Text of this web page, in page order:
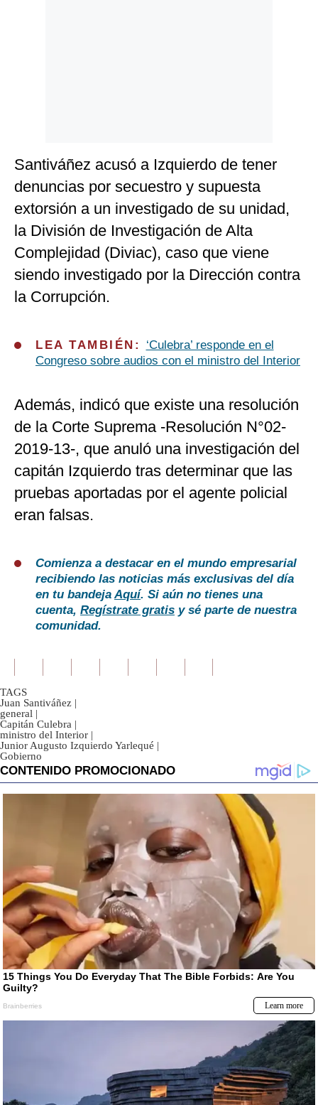
Santiváñez acusó a Izquierdo de tener
denuncias por secuestro y supuesta
extorsión a un investigado de su unidad,
la División de Investigación de Alta
Complejidad (Diviac), caso que viene
siendo investigado por la Dirección contra
la Corrupción.
LEA TAMBIÉN: ‘Culebra’ responde en el
Congreso sobre audios con el ministro del Interior
Además, indicó que existe una resolución
de la Corte Suprema -Resolución N°02-
2019-13-, que anuló una investigación del
capitán Izquierdo tras determinar que las
pruebas aportadas por el agente policial
eran falsas.
Comienza a destacar en el mundo empresarial
recibiendo las noticias más exclusivas del día
en tu bandejaAquí. Si aún no tienes una
cuenta, Regístrate gratis y sé parte de nuestra
comunidad.
TAGS
Juan Santiváñez |
general |
Capitán Culebra |
ministro del Interior |
Junior Augusto Izquierdo Yarlequé |
Gobierno